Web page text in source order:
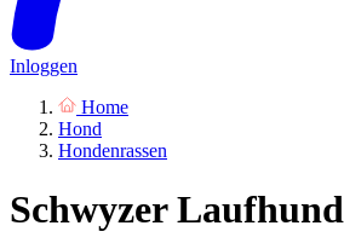
Inloggen
Home
Hond
Hondenrassen
Schwyzer Laufhund